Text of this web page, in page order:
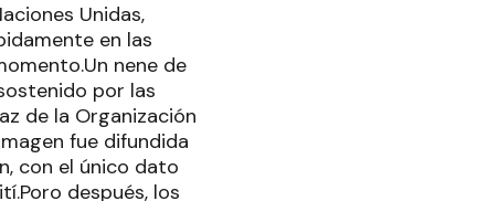
Unidas,
en las
nene de
por las
de la Organización
fue difundida
con el único dato
después, los